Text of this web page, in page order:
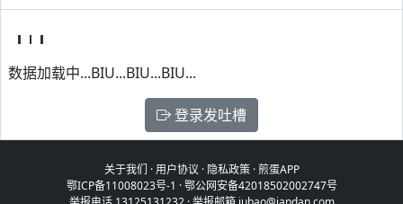
数据加载中...BIU...BIU...BIU...
登录发吐槽
关于我们 ·用户协议 · 隐私政策·煎蛋APP
鄂ICP备11008023号-1 ·鄂公网安备42018502002747号